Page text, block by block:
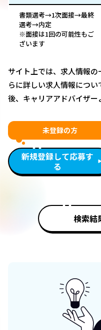
書類選考→1次面接→最終
選考→内定
※面接は1回の可能性もご
ざいます
サイト上では、求人情報
らに詳しい求人情報につ
後、キャリアアドバイザー
未登録の方
新規登録して応募す
る
検索結